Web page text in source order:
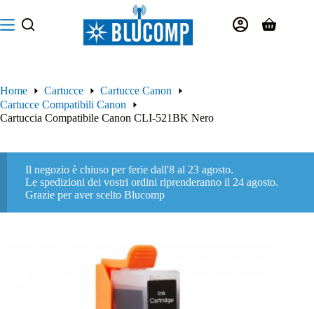
al
contenuto
Carrello
Home Cartucce
Cartucce Canon
Cartucce Compatibili Canon
Cartuccia Compatibile Canon CLI-521BK Nero
Il negozio è chiuso per ferie dall'8 al 23 agosto.
Le spedizioni dei vostri ordini riprenderanno il 24 agosto.
Grazie per aver scelto Blucomp